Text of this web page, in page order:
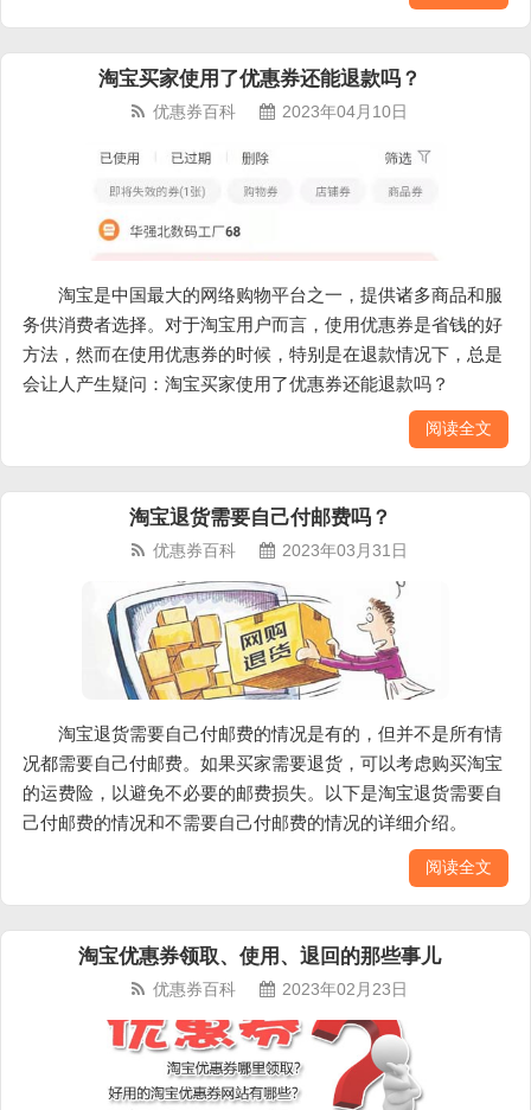
淘宝买家使用了优惠券还能退款吗？
优惠券百科 2023年04月10日
淘宝是中国最大的网络购物平台之一，提供诸多商品和服
务供消费者选择。对于淘宝用户而言，使用优惠券是省钱的好
方法，然而在使用优惠券的时候，特别是在退款情况下，总是
会让人产生疑问：淘宝买家使用了优惠券还能退款吗？
阅读全文
淘宝退货需要自己付邮费吗？
优惠券百科 2023年03月31日
淘宝退货需要自己付邮费的情况是有的，但并不是所有情
况都需要自己付邮费。如果买家需要退货，可以考虑购买淘宝
的运费险，以避免不必要的邮费损失。以下是淘宝退货需要自
己付邮费的情况和不需要自己付邮费的情况的详细介绍。
阅读全文
淘宝优惠券领取、使用、退回的那些事儿
优惠券百科 2023年02月23日